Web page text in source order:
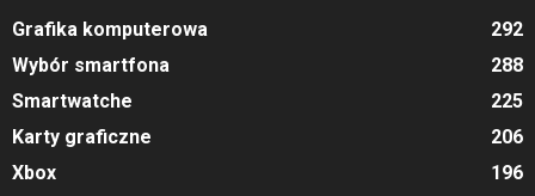
Grafika komputerowa
292
Wybór smartfona
288
Smartwatche
225
Karty graficzne
206
Xbox
196